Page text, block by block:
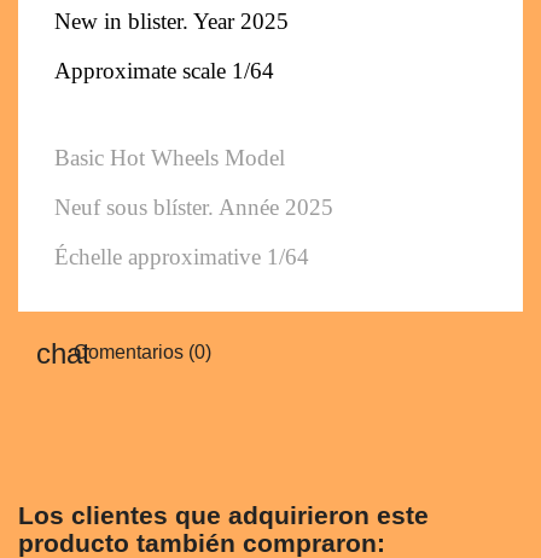
New in blister. Year 2025
Approximate scale 1/64
Basic Hot Wheels Model
Neuf sous blíster. Année 2025
Échelle approximative 1/64
Comentarios (0)
Los clientes que adquirieron este
producto también compraron: